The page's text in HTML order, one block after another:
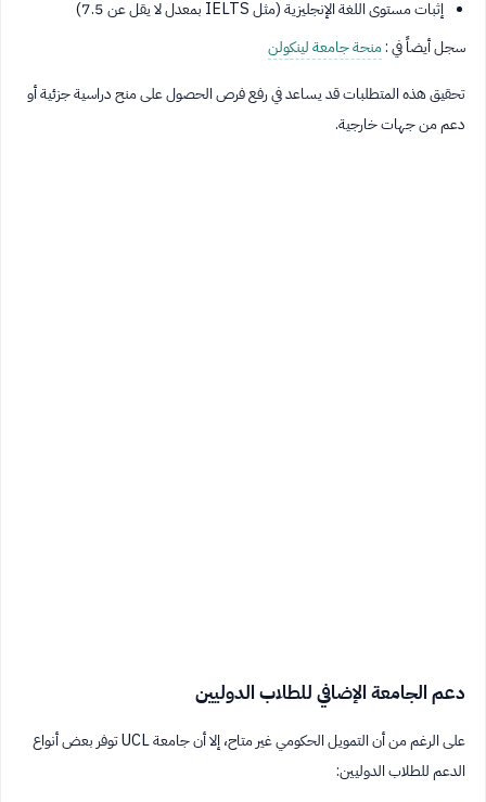
إثبات مستوى اللغة الإنجليزية (مثل IELTS بمعدل لا يقل عن 7.5)
سجل أيضاً في :منحة جامعة لينكولن
تحقيق هذه المتطلبات قد يساعد في رفع فرص الحصول على منح دراسية جزئية أو
دعم من جهات خارجية.
دعم الجامعة الإضافي للطلاب الدوليين
على الرغم من أن التمويل الحكومي غير متاح، إلا أن جامعة UCL توفر بعض أنواع
الدعم للطلاب الدوليين: